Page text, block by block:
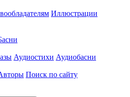
Иллюстрации
Аудиостихи Аудиобасни
Поиск по сайту